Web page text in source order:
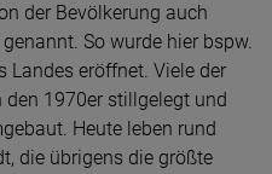
der Bevölkerung auch
So wurde hier bspw.
Landes eröffnet. Viele der
1970er stillgelegt und
Heute leben rund
die übrigens die größte